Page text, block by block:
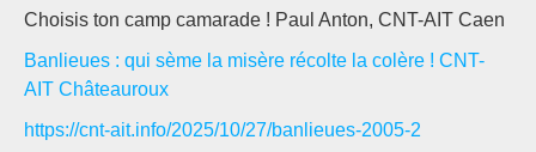
Choisis ton camp camarade ! Paul Anton, CNT-AIT Caen
Banlieues : qui sème la misère récolte la colère ! CNT-
AIT Châteauroux
https://cnt-ait.info/2025/10/27/banlieues-2005-2